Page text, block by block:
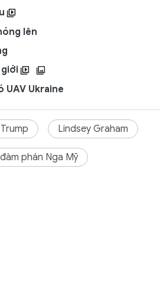
lên
giới
UAV Ukraine
Lindsey Graham
đàm phán Nga Mỹ